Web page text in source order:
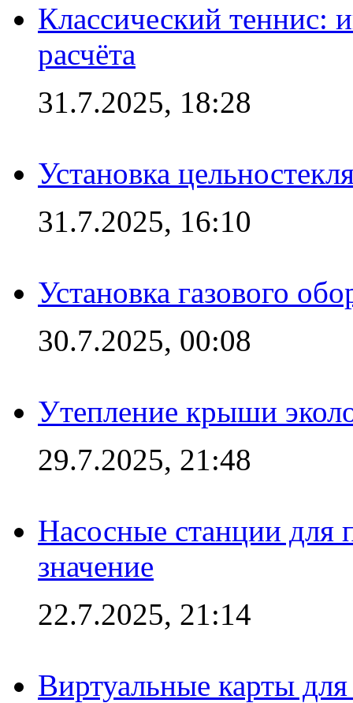
Классический теннис:
расчёта
31.7.2025, 18:28
Установка
31.7.2025, 16:10
Установка газового
30.7.2025, 00:08
Утепление крыши
29.7.2025, 21:48
Насосные станции для
значение
22.7.2025, 21:14
Виртуальные карты